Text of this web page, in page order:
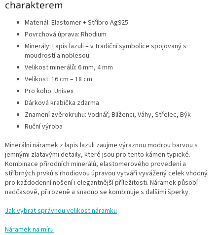
charakterem
Materiál: Elastomer + Stříbro Ag925
Povrchová úprava: Rhodium
Minerály: Lapis lazuli – v tradiční symbolice spojovaný s
moudrostí a noblesou
Velikost minerálů: 6 mm, 4 mm
Velikost: 16 cm – 18 cm
Pro koho: Unisex
Dárková krabička zdarma
Znamení zvěrokruhu: Vodnář, Blíženci, Váhy, Střelec, Býk
Ruční výroba
Minerální náramek z lapis lazuli zaujme výraznou modrou barvou s
jemnými zlatavými detaily, které jsou pro tento kámen typické.
Kombinace přírodních minerálů, elastomerového provedení a
stříbrných prvků s rhodiovou úpravou vytváří vyvážený celek vhodný
pro každodenní nošení i elegantnější příležitosti. Náramek působí
nadčasově, přirozeně a snadno se kombinuje s dalšími šperky.
Jak vybrat správnou velikost náramku
Náramek na míru